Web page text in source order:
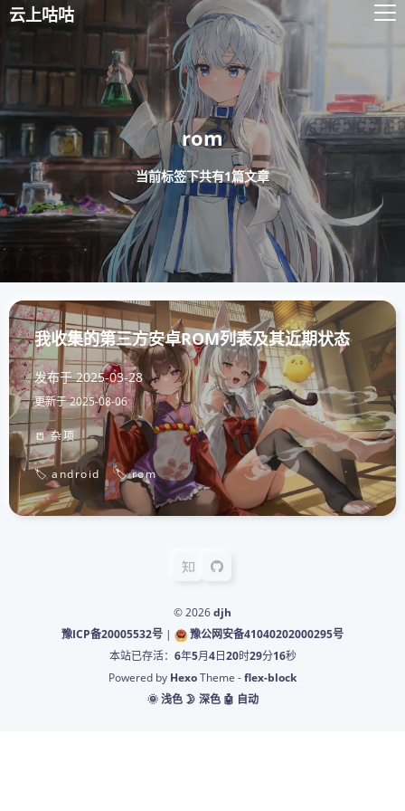
云上咕咕
rom
当前标签下共有1篇文章
我收集的第三方安卓ROM列表及其近期状态
发布于 2025-03-28
更新于2025-08-06
📒 杂项
🏷️ android 🏷️ rom
© 2026djh
豫ICP备20005532号 |
豫公网安备41040202000295号
本站已存活： 6年5月4日20时29分16秒
Powered by HexoTheme -flex-block
🌞 浅色 🌛 深色 🤖️ 自动